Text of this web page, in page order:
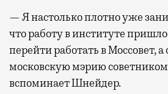
— Я настолько плотно уже
что работу в институте
перейти работать в Моссовет, а
московскую мэрию
вспоминает Шнейдер.